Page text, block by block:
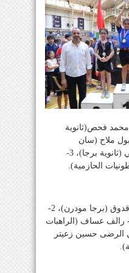
مواليد 2008/2007: 1- محمد فحص(ثانوية
2- جون بول ملاح (سان
جوزيف)، 3- محمد الدققدوقي (ثانوية برجا)، 3-
الحازمية).
الذكور 2010/2009: 1- رامز دقدوق (برجا مودرن)، 2-
فحص (ستار كولدج)، 3- رالف عساف (الراهبات
الحازمية)، 3- علي الرضى حسين زعيتر